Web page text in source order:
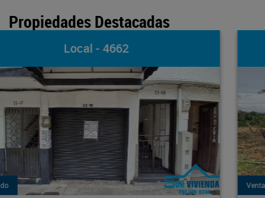
Propiedades Destacadas
Terreno - 4589
Venta